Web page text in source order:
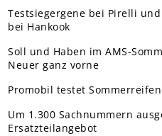
Testsiegergene bei Pirelli
bei Hankook
Soll und Haben im AMS-
Neuer ganz vorne
Promobil testet
Um 1.300 Sachnummern
Ersatzteilangebot